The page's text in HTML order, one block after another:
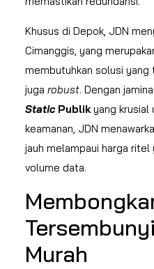
Khusus di Depok, JDN
Cimanggis, yang
membutuhkan solusi
juga robust. Dengan
StaticPublikyang krusial
keamanan, JDN
jauh melampaui harga
volume data.
Murah